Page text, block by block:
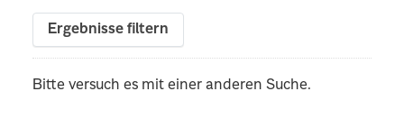
Ergebnisse filtern
Bitte versuch es mit einer anderen Suche.